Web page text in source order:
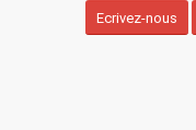
Ecrivez-nous